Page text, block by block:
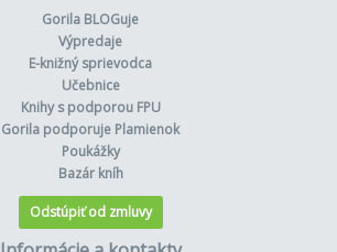
Gorila BLOGuje
Výpredaje
E-knižný sprievodca
Učebnice
Knihy s podporou FPU
Gorila podporuje Plamienok
Poukážky
Bazár kníh
Odstúpiť od zmluvy